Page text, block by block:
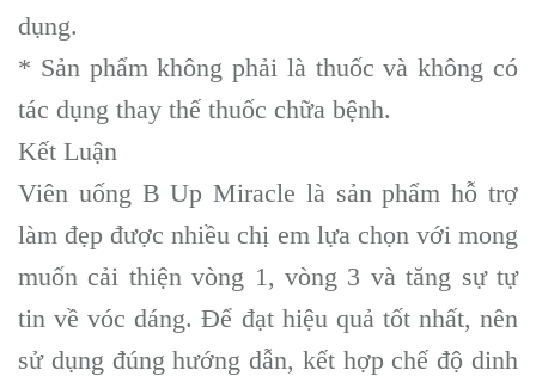
dụng.
* Sản phẩm không phải là thuốc và không có
tác dụng thay thế thuốc chữa bệnh.
Kết Luận
Viên uống B Up Miracle là sản phẩm hỗ trợ
làm đẹp được nhiều chị em lựa chọn với mong
muốn cải thiện vòng 1, vòng 3 và tăng sự tự
tin về vóc dáng. Để đạt hiệu quả tốt nhất, nên
sử dụng đúng hướng dẫn, kết hợp chế độ dinh